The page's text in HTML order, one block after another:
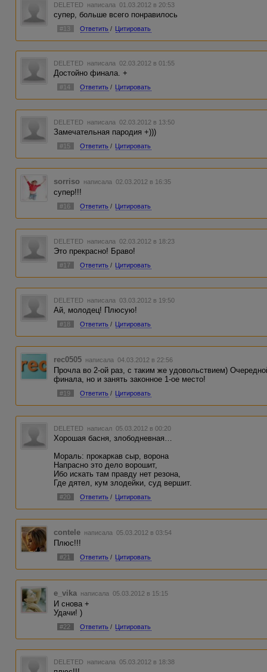
DELETED написала 01.03.2012 в 20:53
супер, больше всего понравилось
#13 Ответить / Цитировать
DELETED написала 02.03.2012 в 01:55
Достойно финала. +
#14 Ответить / Цитировать
DELETED написала 02.03.2012 в 13:50
Замечательная пародия +)))
#15 Ответить / Цитировать
sorriso написала 02.03.2012 в 16:35
супер!!!
#16 Ответить / Цитировать
DELETED написала 02.03.2012 в 18:23
Это прекрасно! Браво!
#17 Ответить / Цитировать
DELETED написала 03.03.2012 в 19:50
Ай, молодец! Плюсую!
#18 Ответить / Цитировать
rec0505 написала 04.03.2012 в 22:56
Прочла во 2-ой раз, с таким же удовольствием)
финала, но и занять законное 1-ое место!
#19 Ответить / Цитировать
DELETED написал 05.03.2012 в 00:20
Хорошая басня, злободневная…
Мораль: прокаркав сыр, ворона
Напрасно это дело ворошит,
Ибо искать там правду нет резона,
Где дятел, кум злодейки, суд вершит.
#20 Ответить / Цитировать
contele написала 05.03.2012 в 03:54
Плюс!!!
#21 Ответить / Цитировать
e_vika написала 05.03.2012 в 15:15
И снова +
Удачи! )
#22 Ответить / Цитировать
DELETED написала 05.03.2012 в 18:38